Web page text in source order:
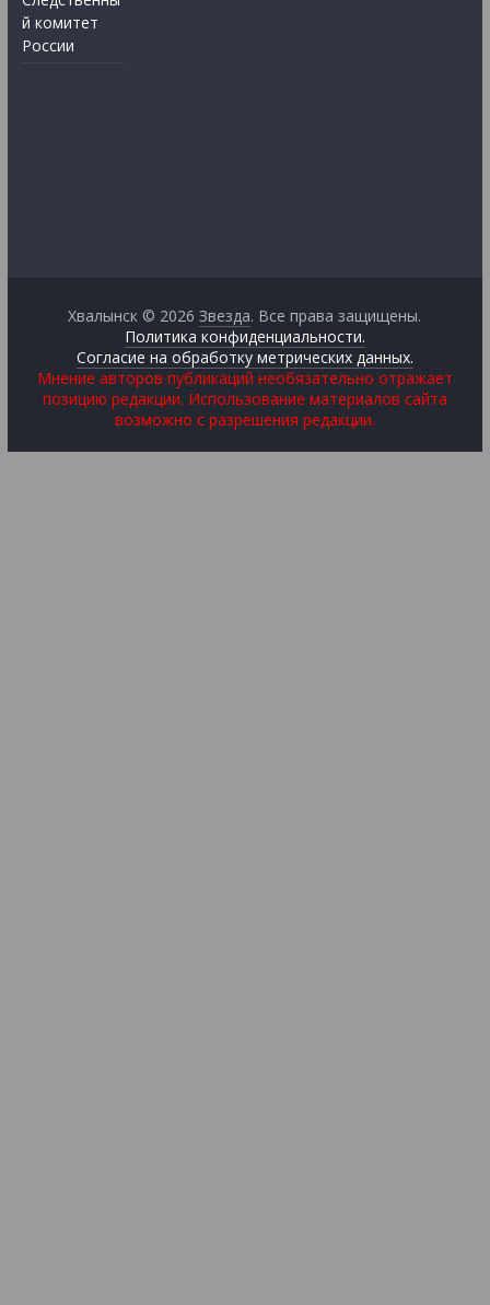
й комитет
России
Хвалынск © 2026Звезда. Все права защищены.
Политика конфиденциальности.
Согласие на обработку метрических данных.
Мнение авторов публикаций необязательно отражает
позицию редакции. Использование материалов сайта
возможно с разрешения редакции.